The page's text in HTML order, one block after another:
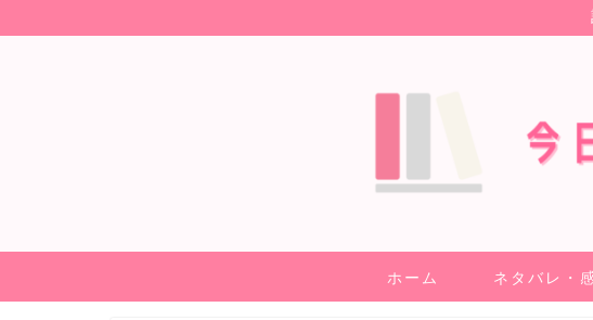
ホーム ネタバレ・